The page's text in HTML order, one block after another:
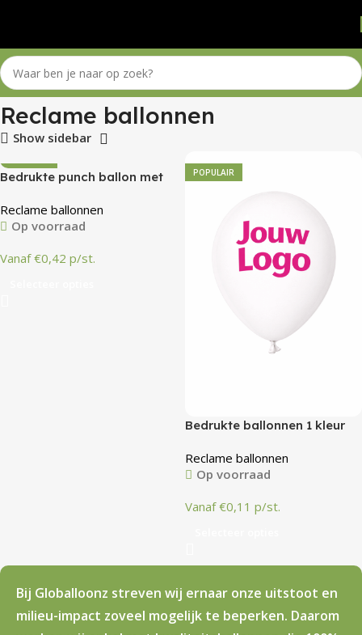
Home Winkel Reclame ballonnen
Reclame ballonnen
Show sidebar
POPULAIR
Bedrukte punch ballon met
Reclame ballonnen
Op voorraad
Vanaf €0,42 p/st.
POPULAIR
Bedrukte ballonnen 1 kleur
Reclame ballonnen
Op voorraad
Vanaf €0,11 p/st.
Bij Globalloonz streven wij ernaar onze uitstoot en
milieu-impact zoveel mogelijk te beperken. Daarom